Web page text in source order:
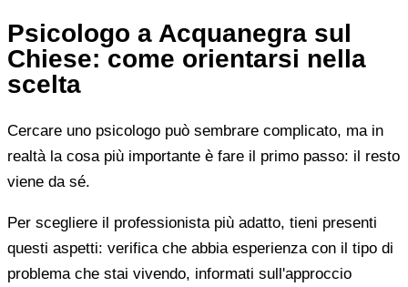
Psicologo a Acquanegra sul
Chiese: come orientarsi nella
scelta
Cercare uno psicologo può sembrare complicato, ma in
realtà la cosa più importante è fare il primo passo: il resto
viene da sé.
Per scegliere il professionista più adatto, tieni presenti
questi aspetti: verifica che abbia esperienza con il tipo di
problema che stai vivendo, informati sull'approccio